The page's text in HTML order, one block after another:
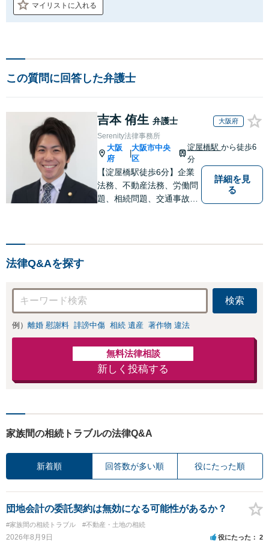
マイリストに入れる
この質問に回答した弁護士
吉本 侑生 弁護士 大阪府
Serenity法律事務所
大阪
府
|
大阪市中央
区
淀屋橋駅 から徒歩6
分
【淀屋橋駅徒歩6分】企業
法務、不動産法務、労働問
題、相続問題、交通事故な
可】
詳細を見
る
法律Q&Aを探す
検索
例） 離婚 慰謝料 誹謗中傷 相続 遺産 著作物 違法
無料法律相談
新しく投稿する
家族間の相続トラブルの法律Q&A
新着順 回答数が多い順 役にたった順
団地会計の委託契約は無効になる可能性があるか？
#家族間の相続トラブル #不動産・土地の相続
2026年8月9日 役にたった 2